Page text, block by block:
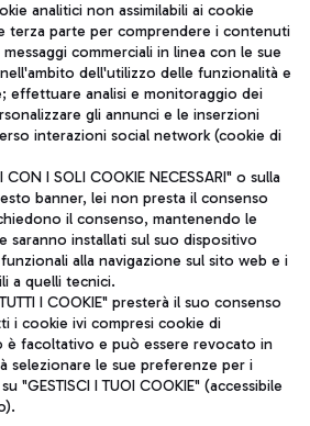
TRAVEL JOURNAL
ITA
- Società soggetta a direzione e
S.p.A.
Imprese di Roma 13032990155 P.
int. vers.
Racchetti 1 - 00054 Fiumicino (RM)
analitici non assimilabili ai cookie
terza parte per comprendere i contenuti
commerciali in linea con le sue
dell'utilizzo delle funzionalità e
effettuare analisi e monitoraggio dei
gli annunci e le inserzioni
interazioni social network (cookie di
I SOLI COOKIE NECESSARI" o sulla
banner, lei non presta il consenso
il consenso, mantenendo le
saranno installati sul suo dispositivo
alla navigazione sul sito web e i
a quelli tecnici.
I COOKIE" presterà il suo consenso
i cookie ivi compresi cookie di
è facoltativo e può essere revocato in
selezionare le sue preferenze per i
"GESTISCI I TUOI COOKIE" (accessibile